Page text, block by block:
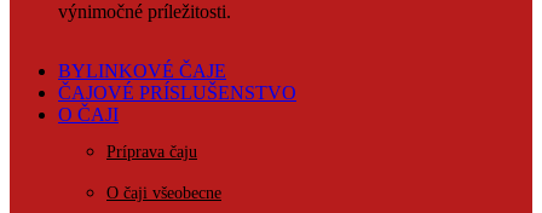
výnimočné príležitosti.
BYLINKOVÉ ČAJE
ČAJOVÉ PRÍSLUŠENSTVO
O ČAJI
Príprava čaju
O čaji všeobecne